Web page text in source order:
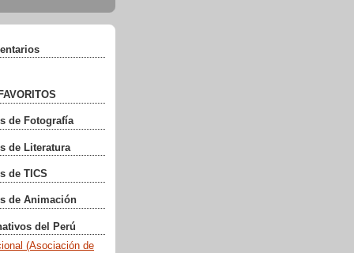
de Fotografía
de Literatura
de TICS
de Animación
del Perú
(Asociación de